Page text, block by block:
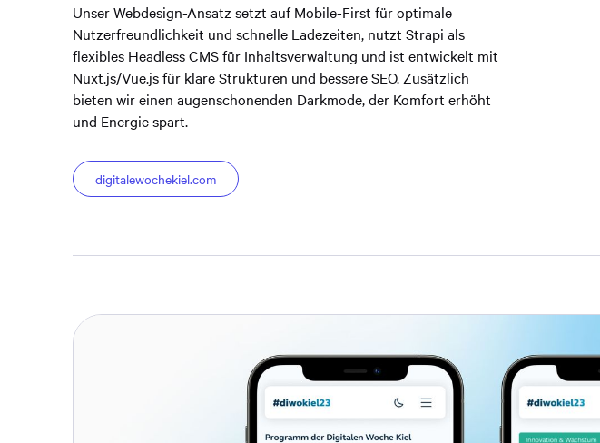
Unser Webdesign-Ansatz setzt auf Mobile-First für optimale
Nutzerfreundlichkeit und schnelle Ladezeiten, nutzt Strapi als
flexibles Headless CMS für Inhaltsverwaltung und ist entwickelt mit
Nuxt.js/Vue.js für klare Strukturen und bessere SEO. Zusätzlich
bieten wir einen augenschonenden Darkmode, der Komfort erhöht
und Energie spart.
digitalewochekiel.com